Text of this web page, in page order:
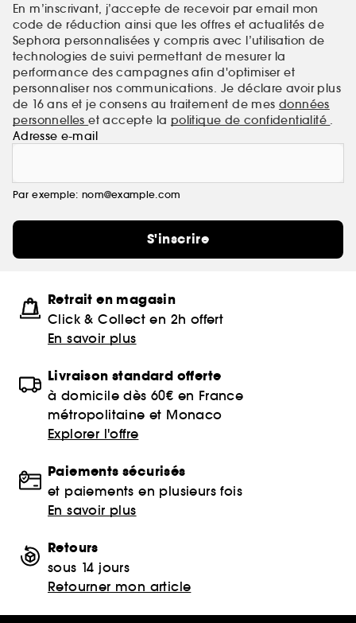
En m’inscrivant, j’accepte de recevoir par email mon
code de réduction ainsi que les offres et actualités de
Sephora personnalisées y compris avec l’utilisation de
technologies de suivi permettant de mesurer la
performance des campagnes afin d'optimiser et
personnaliser nos communications. Je déclare avoir plus
de 16 ans et je consens au traitement de mes données
personnelleset accepte la politique de confidentialité .
Adresse e-mail
Par exemple: nom@example.com
S'inscrire
Retrait en magasin
Click & Collect en 2h offert
En savoir plus
Livraison standard offerte
à domicile dès 60€ en France
métropolitaine et Monaco
Explorer l'offre
Paiements sécurisés
et paiements en plusieurs fois
En savoir plus
Retours
sous 14 jours
Retourner mon article